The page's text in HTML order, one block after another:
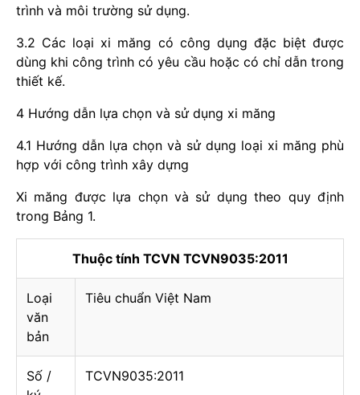
trình và môi trường sử dụng.
3.2 Các loại xi măng có công dụng đặc biệt được
dùng khi công trình có yêu cầu hoặc có chỉ dẫn trong
thiết kế.
4 Hướng dẫn lựa chọn và sử dụng xi măng
4.1 Hướng dẫn lựa chọn và sử dụng loại xi măng phù
hợp với công trình xây dựng
Xi măng được lựa chọn và sử dụng theo quy định
trong Bảng 1.
Thuộc tính TCVN TCVN9035:2011
Loại
văn
bản
Tiêu chuẩn Việt Nam
Số /
TCVN9035:2011